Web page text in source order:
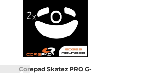
Corepad Skatez PRO G-